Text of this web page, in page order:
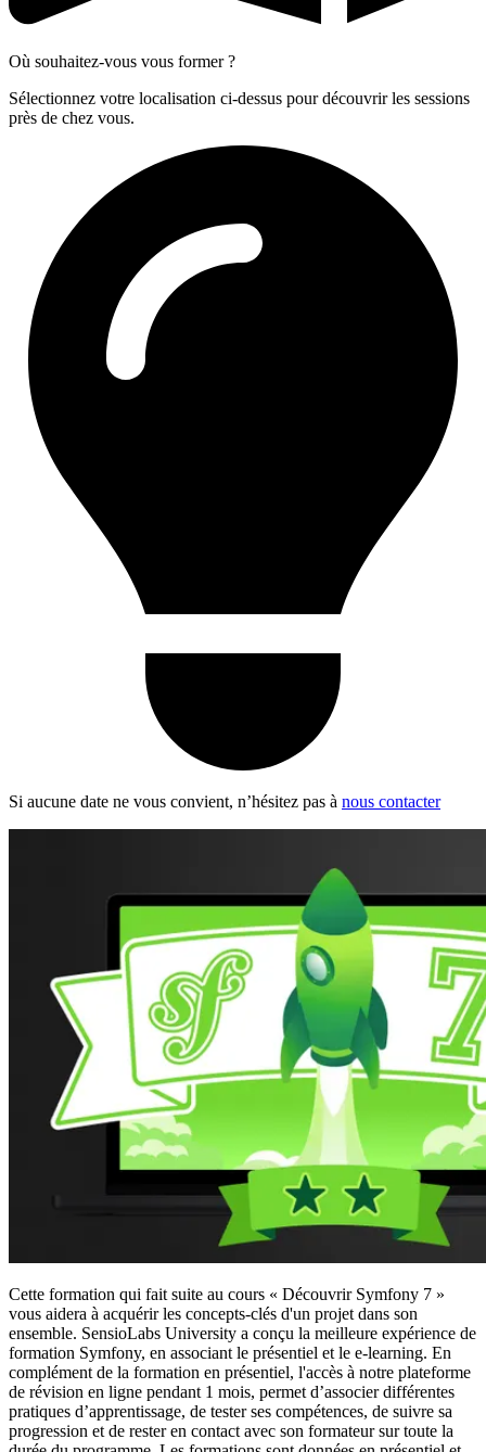
Où souhaitez-vous vous former ?
Sélectionnez votre localisation ci-dessus pour découvrir les sessions
près de chez vous.
Si aucune date ne vous convient, n’hésitez pas à nous contacter
Cette formation qui fait suite au cours « Découvrir Symfony 7 »
vous aidera à acquérir les concepts-clés d'un projet dans son
ensemble. SensioLabs University a conçu la meilleure expérience de
formation Symfony, en associant le présentiel et le e-learning. En
complément de la formation en présentiel, l'accès à notre plateforme
de révision en ligne pendant 1 mois, permet d’associer différentes
pratiques d’apprentissage, de tester ses compétences, de suivre sa
progression et de rester en contact avec son formateur sur toute la